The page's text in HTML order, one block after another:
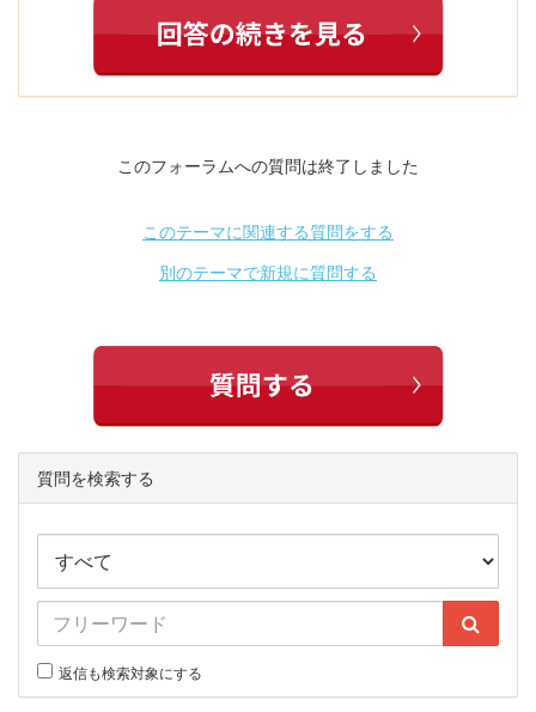
このフォーラムへの質問は終了しました
このテーマに関連する質問をする
別のテーマで新規に質問する
質問を検索する
返信も検索対象にする